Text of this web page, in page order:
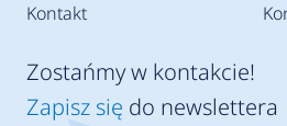
Kontakt
Zostańmy w kontakcie!
Zapisz się do newslettera